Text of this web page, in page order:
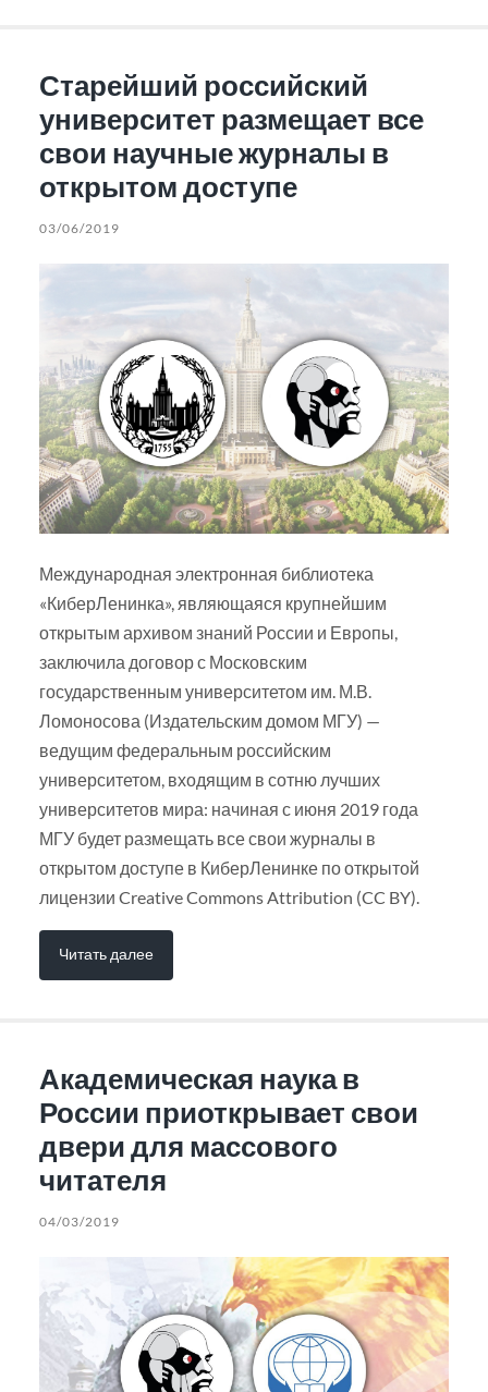
Старейший российский
университет размещает все
свои научные журналы в
открытом доступе
03/06/2019
Международная электронная библиотека
«КиберЛенинка», являющаяся крупнейшим
открытым архивом знаний России и Европы,
заключила договор с Московским
государственным университетом им. М.В.
Ломоносова (Издательским домом МГУ) —
ведущим федеральным российским
университетом, входящим в сотню лучших
университетов мира: начиная с июня 2019 года
МГУ будет размещать все свои журналы в
открытом доступе в КиберЛенинке по открытой
лицензии Creative Commons Attribution (CC BY).
Читать далее
Академическая наука в
России приоткрывает свои
двери для массового
читателя
04/03/2019